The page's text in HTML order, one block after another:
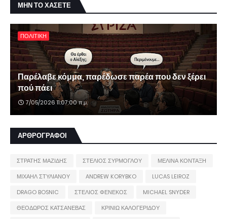
ΜΗΝ ΤΟ ΧΑΣΕΤΕ
ΠΟΛΙΤΙΚΗ
Παρέλαβε κόμμα, παρέδωσε παρέα που δεν ξέρει
πού πάει
7/05/2026 11:07:00 π.μ.
ΑΡΘΡΟΓΡΑΦΟΙ
ΣΤΡΑΤΗΣ ΜΑΖΙΔΗΣ ΣΤΕΛΙΟΣ ΣΥΡΜΟΓΛΟΥ
ΜΕΛΙΝΑ ΚΟΝΤΑΞΗ
ΜΙΧΑΗΛ ΣΤΥΛΙΑΝΟΥ
ANDREW KORYBKO
LUCAS LEIROZ
DRAGO BOSNIC
ΣΤΕΛΙΟΣ ΦΕΝΕΚΟΣ
MICHAEL SNYDER
ΘΕΟΔΩΡΟΣ ΚΑΤΣΑΝΕΒΑΣ
ΚΡΙΝΙΩ ΚΑΛΟΓΕΡΙΔΟΥ